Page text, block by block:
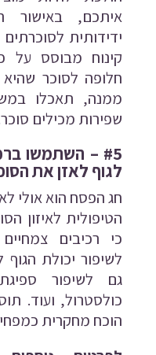
איתכם, באישור
ידידותית
קינוח מבוסס על
חלופה לסוכר שהיא
ממנה, תאכלו
שפירות מכילים
#5 – השתמשו
לגוף לאזן את
חג הפסח הוא אולי
הטיפולית לאיזון
כי רכיבים
לשיפור יכולת
גם לשיפור
כולסטרול, ועוד.
הוכח מחקרית